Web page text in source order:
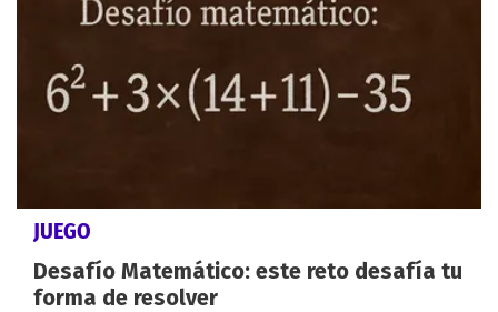
JUEGO
Desafío Matemático: este reto desafía tu
forma de resolver